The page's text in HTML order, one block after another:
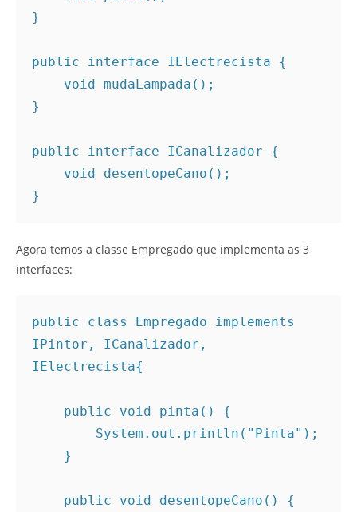
}
public interface IElectrecista {
}
public interface ICanalizador {
}
Agora temos a classe Empregado que implementa as 3
interfaces:
public class Empregado implements
IPintor, ICanalizador,
IElectrecista{